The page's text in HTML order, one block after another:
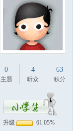
0
主题
4
听众
63
积分
升级
61.05%